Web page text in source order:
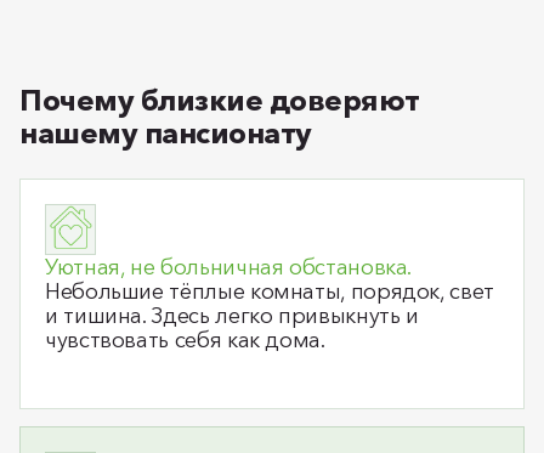
Почему близкие доверяют
нашему пансионату
Уютная, не больничная обстановка.
Небольшие тёплые комнаты, порядок, свет
и тишина. Здесь легко привыкнуть и
чувствовать себя как дома.